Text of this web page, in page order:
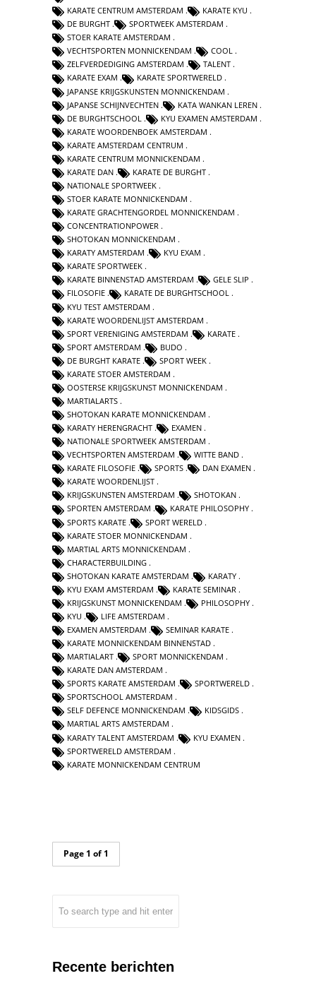
KARATE CENTRUM AMSTERDAM
KARATE KYU
DE BURGHT
SPORTWEEK AMSTERDAM
STOER KARATE AMSTERDAM
VECHTSPORTEN MONNICKENDAM
COOL
ZELFVERDEDIGING AMSTERDAM
TALENT
KARATE EXAM
KARATE SPORTWERELD
JAPANSE KRIJGSKUNSTEN MONNICKENDAM
JAPANSE SCHIJNVECHTEN
KATA WANKAN LEREN
DE BURGHTSCHOOL
KYU EXAMEN AMSTERDAM
KARATE WOORDENBOEK AMSTERDAM
KARATE AMSTERDAM CENTRUM
KARATE CENTRUM MONNICKENDAM
KARATE DAN
KARATE DE BURGHT
NATIONALE SPORTWEEK
STOER KARATE MONNICKENDAM
KARATE GRACHTENGORDEL MONNICKENDAM
CONCENTRATIONPOWER
SHOTOKAN MONNICKENDAM
KARATY AMSTERDAM
KYU EXAM
KARATE SPORTWEEK
KARATE BINNENSTAD AMSTERDAM
GELE SLIP
FILOSOFIE
KARATE DE BURGHTSCHOOL
KYU TEST AMSTERDAM
KARATE WOORDENLIJST AMSTERDAM
SPORT VERENIGING AMSTERDAM
KARATE
SPORT AMSTERDAM
BUDO
DE BURGHT KARATE
SPORT WEEK
KARATE STOER AMSTERDAM
OOSTERSE KRIJGSKUNST MONNICKENDAM
MARTIALARTS
SHOTOKAN KARATE MONNICKENDAM
KARATY HERENGRACHT
EXAMEN
NATIONALE SPORTWEEK AMSTERDAM
VECHTSPORTEN AMSTERDAM
WITTE BAND
KARATE FILOSOFIE
SPORTS
DAN EXAMEN
KARATE WOORDENLIJST
KRIJGSKUNSTEN AMSTERDAM
SHOTOKAN
SPORTEN AMSTERDAM
KARATE PHILOSOPHY
SPORTS KARATE
SPORT WERELD
KARATE STOER MONNICKENDAM
MARTIAL ARTS MONNICKENDAM
CHARACTERBUILDING
SHOTOKAN KARATE AMSTERDAM
KARATY
KYU EXAM AMSTERDAM
KARATE SEMINAR
KRIJGSKUNST MONNICKENDAM
PHILOSOPHY
KYU
LIFE AMSTERDAM
EXAMEN AMSTERDAM
SEMINAR KARATE
KARATE MONNICKENDAM BINNENSTAD
MARTIALART
SPORT MONNICKENDAM
KARATE DAN AMSTERDAM
SPORTS KARATE AMSTERDAM
SPORTWERELD
SPORTSCHOOL AMSTERDAM
SELF DEFENCE MONNICKENDAM
KIDSGIDS
MARTIAL ARTS AMSTERDAM
KARATY TALENT AMSTERDAM
KYU EXAMEN
SPORTWERELD AMSTERDAM
KARATE MONNICKENDAM CENTRUM
Page 1 of 1
Recente berichten